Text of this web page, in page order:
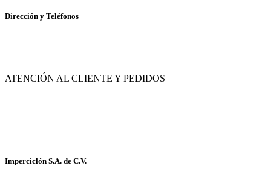
Dirección y Teléfonos
ATENCIÓN AL CLIENTE Y PEDIDOS
Imperciclón S.A. de C.V.